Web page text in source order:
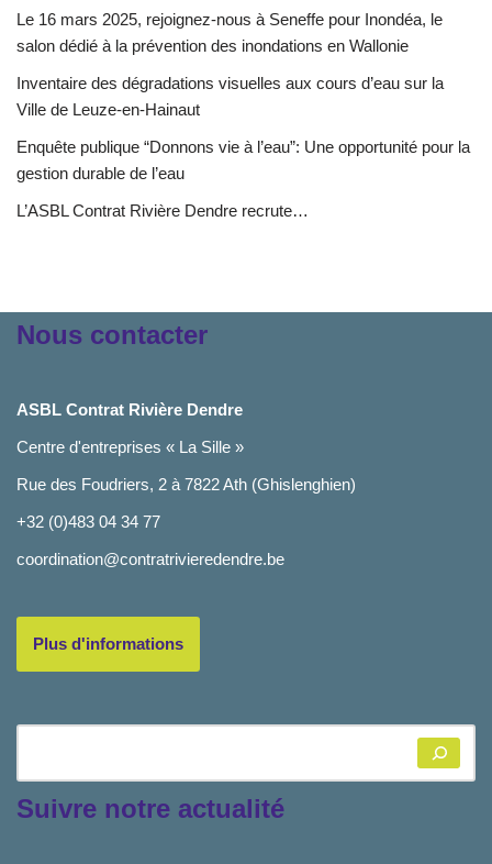
Le 16 mars 2025, rejoignez-nous à Seneffe pour Inondéa, le
salon dédié à la prévention des inondations en Wallonie
Inventaire des dégradations visuelles aux cours d’eau sur la
Ville de Leuze-en-Hainaut
Enquête publique “Donnons vie à l’eau”: Une opportunité pour la
gestion durable de l’eau
L’ASBL Contrat Rivière Dendre recrute…
Nous contacter
ASBL Contrat Rivière Dendre
Centre d'entreprises « La Sille »
Rue des Foudriers, 2 à 7822 Ath (Ghislenghien)
+32 (0)483 04 34 77
coordination@contratrivieredendre.be
Plus d'informations
Suivre notre actualité